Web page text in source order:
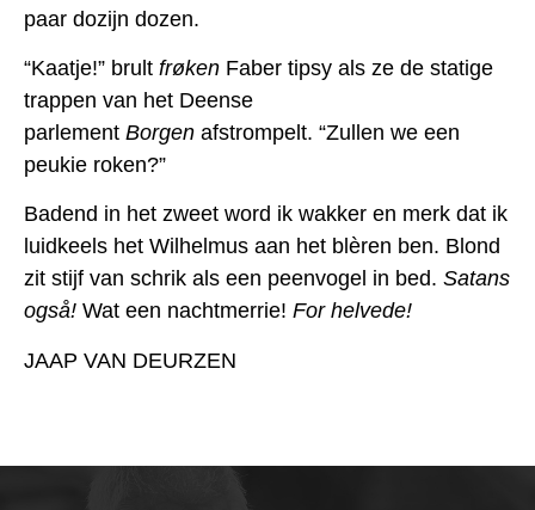
paar dozijn dozen.
“Kaatje!” brult frøken Faber tipsy als ze de statige
trappen van het Deense
parlement Borgen afstrompelt. “Zullen we een
peukie roken?”
Badend in het zweet word ik wakker en merk dat ik
luidkeels het Wilhelmus aan het blèren ben. Blond
zit stijf van schrik als een peenvogel in bed. Satans
også! Wat een nachtmerrie! For helvede!
JAAP VAN DEURZEN